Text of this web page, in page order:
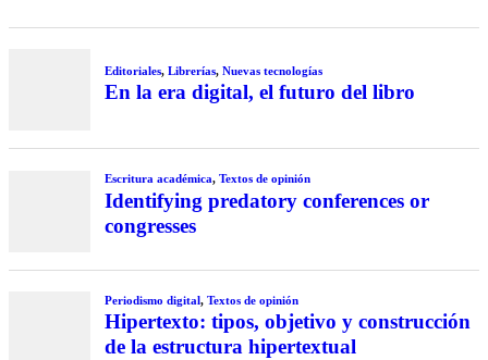
Editoriales, Librerías, Nuevas tecnologías
En la era digital, el futuro del libro
Escritura académica, Textos de opinión
Identifying predatory conferences or
congresses
Periodismo digital, Textos de opinión
Hipertexto: tipos, objetivo y construcción
de la estructura hipertextual